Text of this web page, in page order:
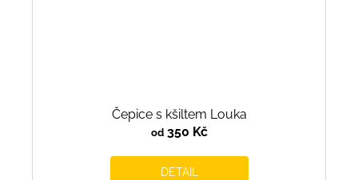
Čepice s kšiltem Louka
od350 Kč
DETAIL